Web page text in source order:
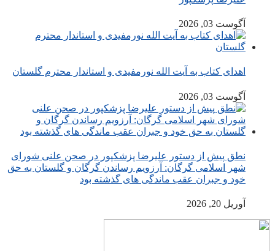
آگوست 03, 2026
اهدای کتاب به آیت الله نورمفیدی و استاندار محترم گلستان
آگوست 03, 2026
نطق پیش از دستور علیرضا پزشکپور در صحن علنی شورای
شهر اسلامی گرگان: آرزویم رساندن گرگان و گلستان به حق
خود و جبران عقب ماندگی های گذشته بود
آوریل 20, 2026